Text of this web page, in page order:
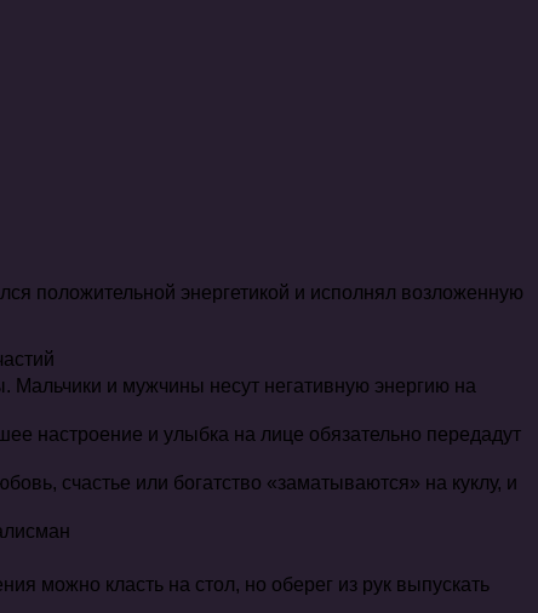
положительной энергетикой и исполнял возложенную
Мальчики и мужчины несут негативную энергию на
настроение и улыбка на лице обязательно передадут
счастье или богатство «заматываются» на куклу, и
можно класть на стол, но оберег из рук выпускать